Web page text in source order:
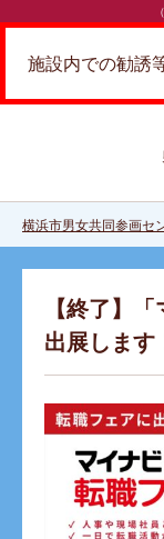
施設内での勧誘
横浜市男女共同参画セ
【終了】
出展します